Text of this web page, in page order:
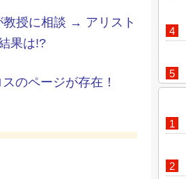
教授に相談 → アリスト
果は!?
のページが存在！